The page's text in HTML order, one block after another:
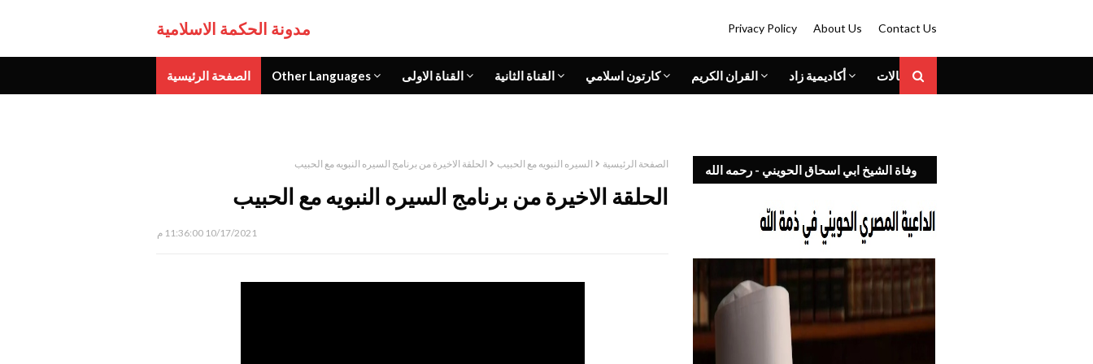
مدونة الحكمة الاسلامية Privacy Policy About Us Contact Us
الصفحة الرئيسية Other Languages القناة الاولى القناة الثانية كارتون اسلامي القران الكريم أكاديمية زاد المقالات
الصفحة الرئيسية السيره النبويه مع الحبيب الحلقة الاخيرة من برنامج السيره النبويه مع الحبيب
الحلقة الاخيرة من برنامج السيره النبويه مع الحبيب
10/17/2021 11:36:00 م
وفاة الشيخ ابي اسحاق الحويني - رحمه الله